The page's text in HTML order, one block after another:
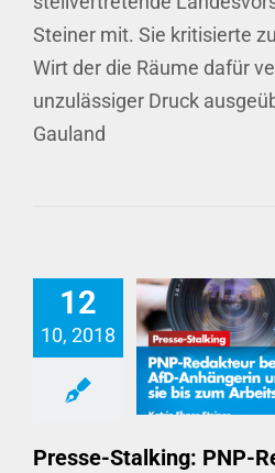
Steiner mit. Sie kritisierte
Wirt der die Räume dafür
unzulässiger Druck
Gauland
12
10, 2018
Presse-Stalking: PNP-